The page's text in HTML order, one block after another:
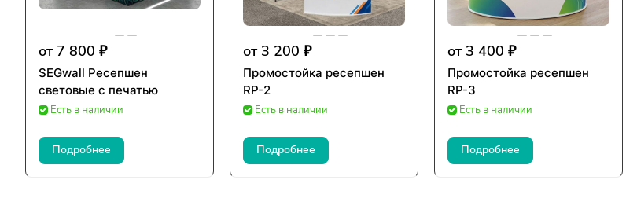
от 7 800 ₽
SEGwall Ресепшен
световые с печатью
Есть в наличии
Подробнее
от 3 200 ₽
Промостойка ресепшен
RP-2
Есть в наличии
Подробнее
от 3 400 ₽
Промостойка ресепшен
RP-3
Есть в наличии
Подробнее